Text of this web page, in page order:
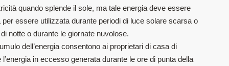
quando splende il sole, ma tale energia deve essere
essere utilizzata durante periodi di luce solare scarsa o
notte o durante le giornate nuvolose.
dell’energia consentono ai proprietari di casa di
in eccesso generata durante le ore di punta della